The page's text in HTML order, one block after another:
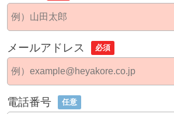
メールアドレス 必須
電話番号 任意